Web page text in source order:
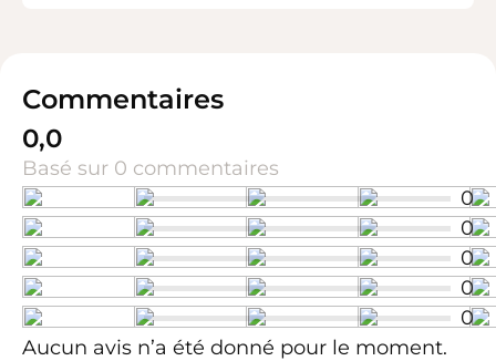
Commentaires
0,0
Basé sur 0 commentaires
0
0
0
0
0
Aucun avis n’a été donné pour le moment.